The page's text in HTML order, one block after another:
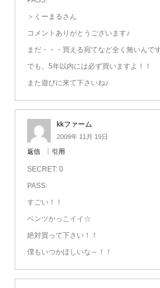
＞くーまるさん
コメントありがとうございます♪
まだ・・・買える宛てなど全く無いんで
でも、5年以内には必ず買いますよ！！
また遊びに来て下さいね♪
kkファーム
2009年 11月 19日
返信 引用
SECRET: 0
PASS:
すごい！！
ベンツかっこイイ☆
絶対買って下さい！！
僕もいつかほしいな～！！